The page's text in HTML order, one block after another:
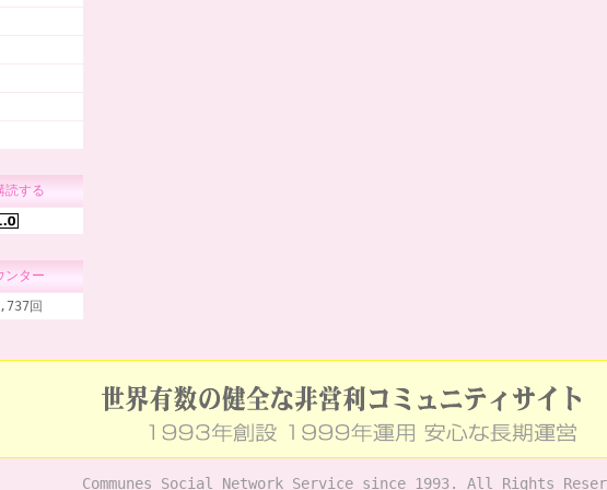
読する
ンター
回
Communes Social Network Service since 1993. All Rights